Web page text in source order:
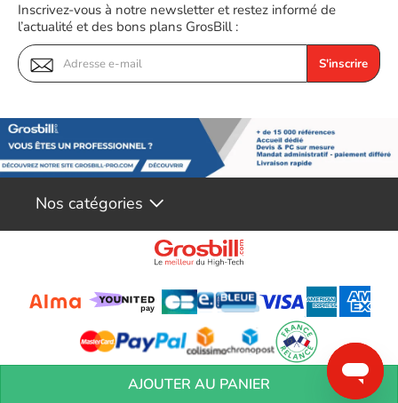
AJOUTER AU PANIER
Inscrivez-vous à notre newsletter et restez informé de
l’actualité et des bons plans GrosBill :
S'inscrire
Nos catégories
Conditions générales de réservation Conditions générales de vente
Mentions
Vos informations personnelles Préférences Cookies
Aide &